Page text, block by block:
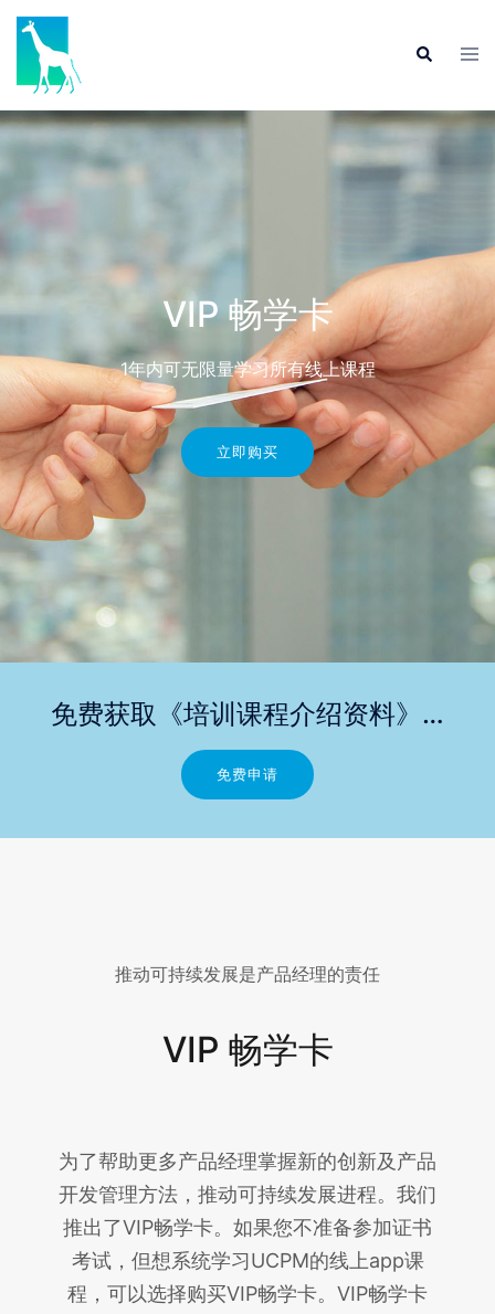
VIP 畅学卡
1年内可无限量学习所有线上课程
立即购买
免费获取《培训课程介绍资料》…
免费申请
推动可持续发展是产品经理的责任
VIP 畅学卡
为了帮助更多产品经理掌握新的创新及产品
开发管理方法，推动可持续发展进程。我们
推出了VIP畅学卡。如果您不准备参加证书
考试，但想系统学习UCPM的线上app课
程，可以选择购买VIP畅学卡。VIP畅学卡